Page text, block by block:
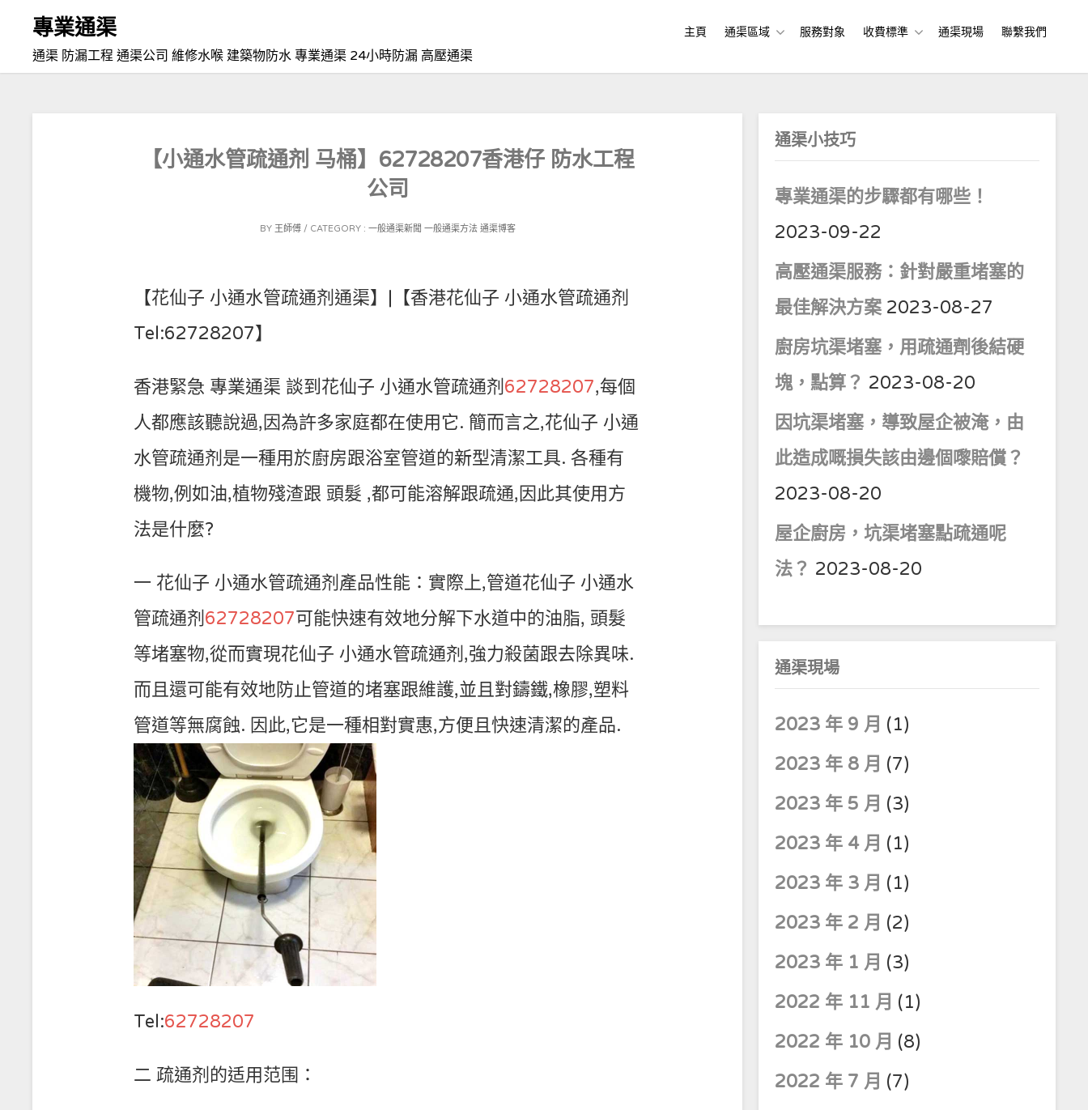
Skip專業通渠
通渠 防漏工程 通渠公司 維修水喉 建築物防水 專業通渠 24小時防漏 高壓通渠
主頁 通渠區域 服務對象 收費標準 通渠現場 聯繫我們
【小通水管疏通剂 马桶】62728207香港仔 防水工程
公司
BY 王師傅
POSTED
23
CATEGORY : 一般通渠新聞 一般通渠方法 通渠博客
【花仙子 小通水管疏通剂通渠】|【香港花仙子 小通水管疏通剂
Tel:62728207】
香港緊急 專業通渠 談到花仙子 小通水管疏通剂 62728207,每個
人都應該聽說過,因為許多家庭都在使用它. 簡而言之,花仙子 小通
水管疏通剂是一種用於廚房跟浴室管道的新型清潔工具. 各種有
機物,例如油,植物殘渣跟 頭髮 ,都可能溶解跟疏通,因此其使用方
法是什麼?
一 花仙子 小通水管疏通剂產品性能：實際上,管道花仙子 小通水
管疏通剂 62728207可能快速有效地分解下水道中的油脂, 頭髮
等堵塞物,從而實現花仙子 小通水管疏通剂,強力殺菌跟去除異味.
而且還可能有效地防止管道的堵塞跟維護,並且對鑄鐵,橡膠,塑料
管道等無腐蝕. 因此,它是一種相對實惠,方便且快速清潔的產品.
Tel:62728207
二 疏通剂的适用范围：
通渠小技巧
專業通渠的步驟都有哪些！
2023-09-22
高壓通渠服務：針對嚴重堵塞的
最佳解決方案 2023-08-27
廚房坑渠堵塞，用疏通劑後結硬
塊，點算？ 2023-08-20
因坑渠堵塞，導致屋企被淹，由
此造成嘅損失該由邊個嚟賠償？
2023-08-20
屋企廚房，坑渠堵塞點疏通呢
法？ 2023-08-20
通渠現場
2023 年 9 月 (1)
2023 年 8 月 (7)
2023 年 5 月 (3)
2023 年 4 月 (1)
2023 年 3 月 (1)
2023 年 2 月 (2)
2023 年 1 月 (3)
2022 年 11 月 (1)
2022 年 10 月 (8)
2022 年 7 月 (7)